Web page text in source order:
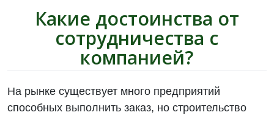
Какие достоинства от
сотрудничества с
компанией?
На рынке существует много предприятий
способных выполнить заказ, но строительство